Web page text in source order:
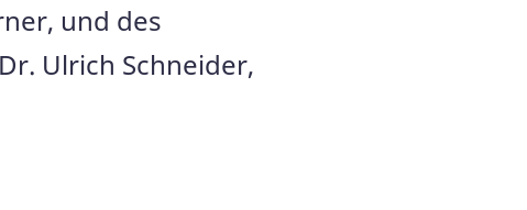
und des
Ulrich Schneider,